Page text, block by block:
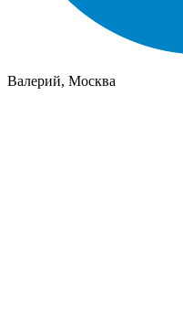
Валерий, Москва